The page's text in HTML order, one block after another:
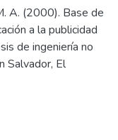
A. (2000). Base de
a la publicidad
de ingeniería no
Salvador, El